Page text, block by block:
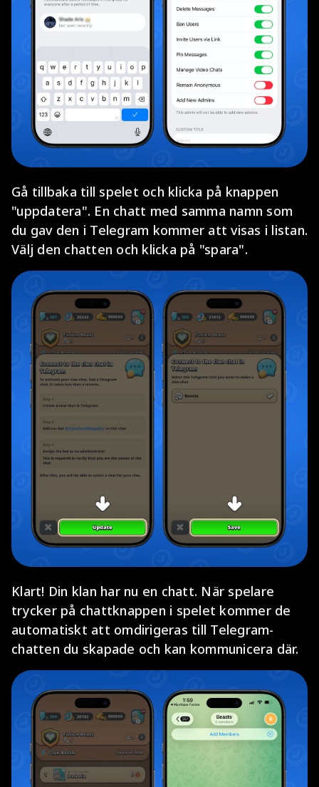
Gå tillbaka till spelet och klicka på knappen
"uppdatera". En chatt med samma namn som
du gav den i Telegram kommer att visas i listan.
Välj den chatten och klicka på "spara".
Klart! Din klan har nu en chatt. När spelare
trycker på chattknappen i spelet kommer de
automatiskt att omdirigeras till Telegram-
chatten du skapade och kan kommunicera där.